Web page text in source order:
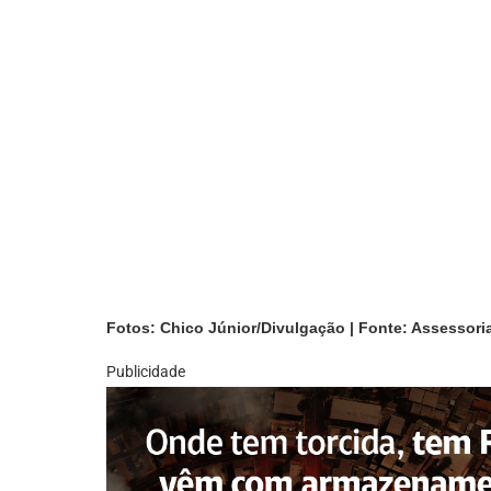
Fotos: Chico Júnior/Divulgação | Fonte:
Publicidade